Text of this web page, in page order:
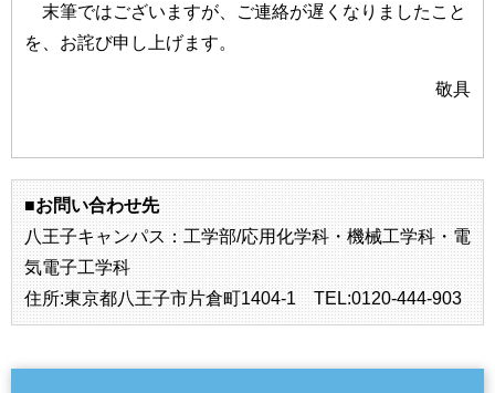
末筆ではございますが、ご連絡が遅くなりましたこと
を、お詫び申し上げます。
敬具
■お問い合わせ先
八王子キャンパス：工学部/応用化学科・機械工学科・電
気電子工学科
住所:東京都八王子市片倉町1404-1 TEL:0120-444-903